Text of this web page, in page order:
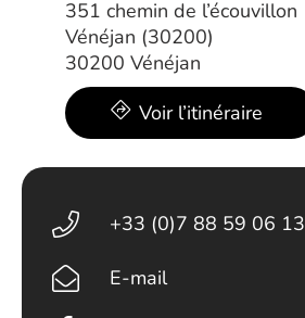
351 chemin de l’écouvillon
Vénéjan (30200)
30200 Vénéjan
Voir l’itinéraire
+33 (0)7 88 59 06 13
E-mail